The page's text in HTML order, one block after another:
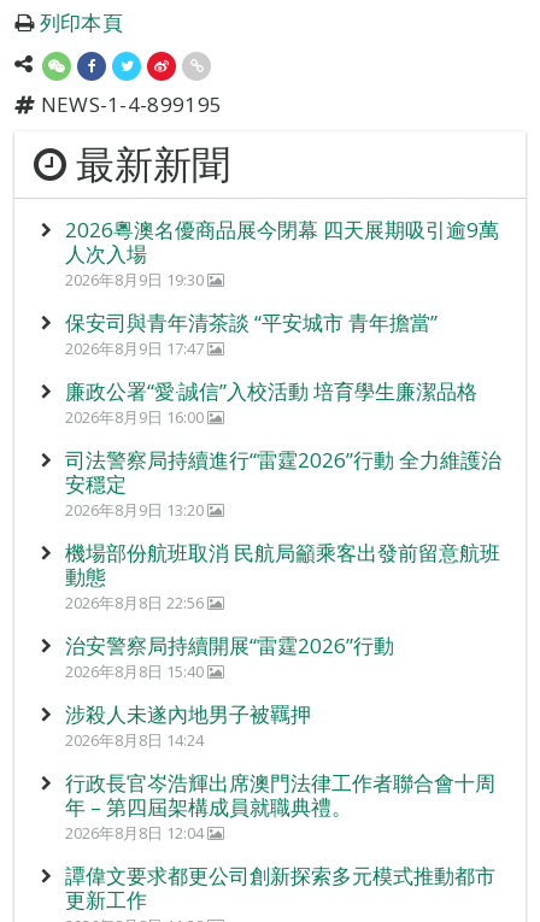
列印本頁
NEWS-1-4-899195
最新新聞
2026粵澳名優商品展今閉幕 四天展期吸引逾9萬
人次入場
2026年8月9日 19:30
保安司與青年清茶談 “平安城市 青年擔當”
2026年8月9日 17:47
廉政公署“愛‧誠信”入校活動 培育學生廉潔品格
2026年8月9日 16:00
司法警察局持續進行“雷霆2026”行動 全力維護治
安穩定
2026年8月9日 13:20
機場部份航班取消 民航局籲乘客出發前留意航班
動態
2026年8月8日 22:56
治安警察局持續開展“雷霆2026”行動
2026年8月8日 15:40
涉殺人未遂內地男子被羈押
2026年8月8日 14:24
行政長官岑浩輝出席澳門法律工作者聯合會十周
年 – 第四屆架構成員就職典禮。
2026年8月8日 12:04
譚偉文要求都更公司創新探索多元模式推動都市
更新工作